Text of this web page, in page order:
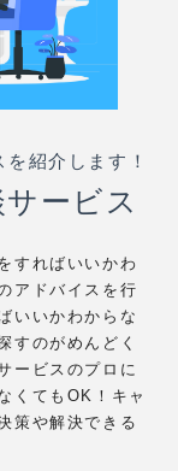
紹介します！
ービス
すればいいかわ
アドバイスを行
いいかわからな
すのがめんどく
ービスのプロに
くてもOK！キャ
策や解決できる